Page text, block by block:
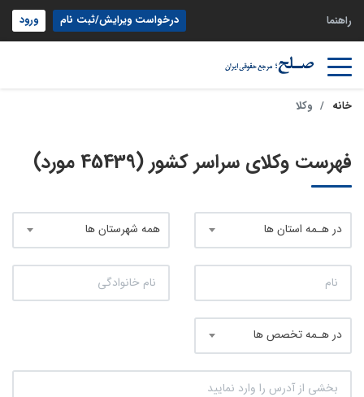
راهنما درخواست ویرایش/ثبت نام ورود
خانه وکلا
فهرست وکلای سراسر کشور (45439 مورد)
در هـمه استان ها همه شهرستان ها
در هـمه تخصص ها